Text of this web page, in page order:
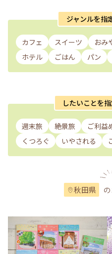
ジャンルを指
カフェ スイーツ おみ
ホテル
ごはん パン
したいことを
週末旅 絶景旅 ご利益
くつろぐ
いやされる
秋田県